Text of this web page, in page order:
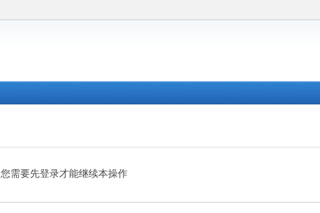
您需要先登录才能继续本操作